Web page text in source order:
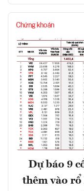
Chứng khoán
Dự báo 9
thêm vào rổ